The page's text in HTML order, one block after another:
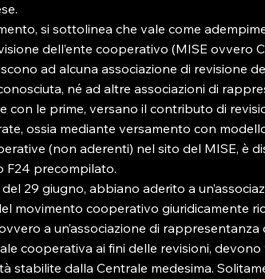
si sottolinea che vale come
dell’ente cooperativo (MISE ovvero
ad alcuna associazione di revisione
né ad altre associazioni di
le prime, versano il contributo di
ossia mediante versamento con
(non aderenti) nel sito del MISE, è
F24 precompilato.
29 giugno, abbiano aderito a
movimento cooperativo giuridicamente
a un’associazione di rappresentanza
cooperativa ai fini delle revisioni,
stabilite dalla Centrale medesima.